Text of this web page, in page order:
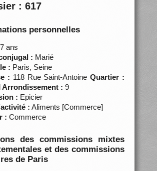
: 617
personnelles
ans
: Marié
: Paris, Seine
: 118 Rue Saint-AntoineQuartier :
Arrondissement : 9
: Epicier
: Aliments [Commerce]
: Commerce
des commissions mixtes
et des commissions
de Paris